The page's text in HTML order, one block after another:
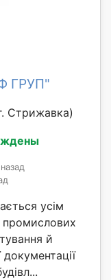
ГРУП"
Стрижавка)
усім
промислових
й
документації